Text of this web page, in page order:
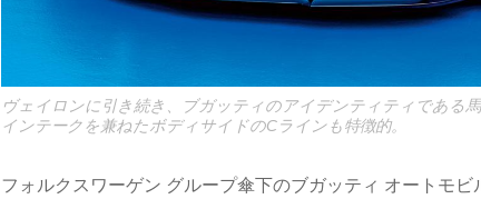
ヴェイロンに引き続き、ブガッティのアイデンティティである
インテークを兼ねたボディサイドのCラインも特徴的。
フォルクスワーゲン グループ傘下のブガッティ オートモ